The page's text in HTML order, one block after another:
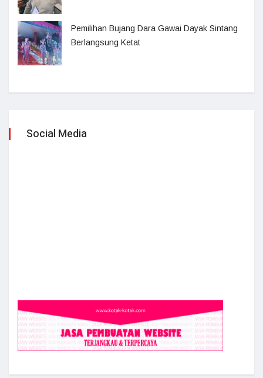
Pemilihan Bujang Dara Gawai Dayak Sintang
Berlangsung Ketat
Social Media